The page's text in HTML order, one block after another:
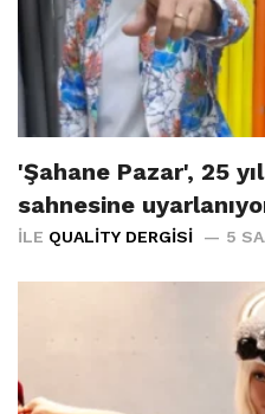
'Şahane Pazar', 25
sahnesine
İLE QUALITY DERGISI 5